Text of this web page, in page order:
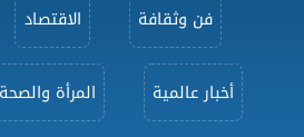
فن وثقافة الاقتصاد
أخبار عالمية المرأة والصحة